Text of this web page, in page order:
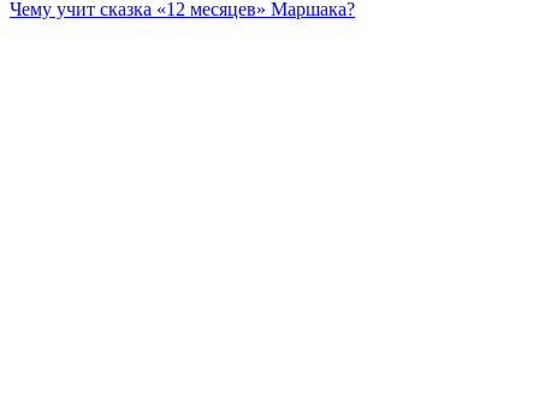
Чему учит сказка «12 месяцев» Маршака?